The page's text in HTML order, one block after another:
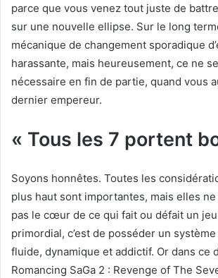
parce que vous venez tout juste de
sur une nouvelle ellipse. Sur le long
mécanique de changement sporadique
harassante, mais heureusement, ce ne
nécessaire en fin de partie, quand vous
dernier empereur.
« Tous les 7 portent
Soyons honnêtes. Toutes les
plus haut sont importantes, mais elles
pas le cœur de ce qui fait ou défait un jeu
primordial, c’est de posséder un
fluide, dynamique et addictif. Or dans ce
Romancing SaGa 2 : Revenge of The